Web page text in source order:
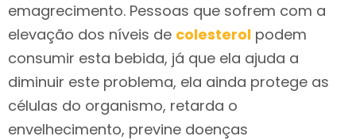
emagrecimento. Pessoas que sofrem com a
elevação dos níveis de colesterol podem
consumir esta bebida, já que ela ajuda a
diminuir este problema, ela ainda protege as
células do organismo, retarda o
envelhecimento, previne doenças